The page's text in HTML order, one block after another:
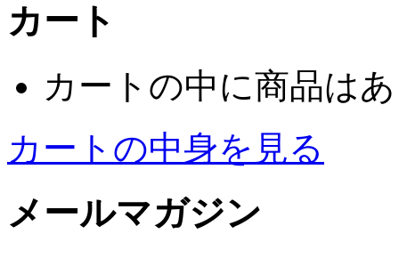
カート
カートの中に商品は
カートの中身を見る
メールマガジン